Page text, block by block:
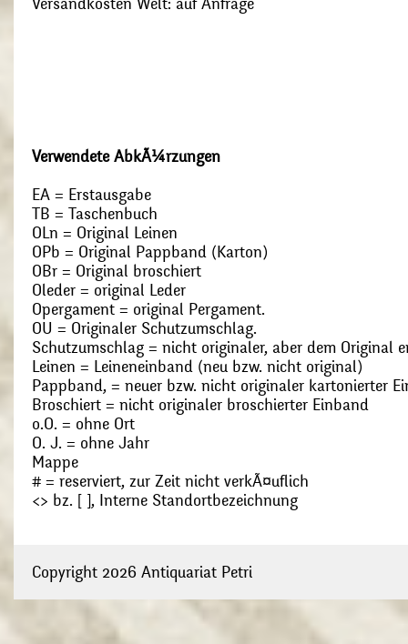
Versandkosten Welt: auf Anfrage
Verwendete AbkÃ¼rzungen
EA = Erstausgabe
TB = Taschenbuch
OLn = Original Leinen
OPb = Original Pappband (Karton)
OBr = Original broschiert
Oleder = original Leder
Opergament = original Pergament.
OU = Originaler Schutzumschlag.
Schutzumschlag = nicht originaler, aber dem Original
Leinen = Leineneinband (neu bzw. nicht original)
Pappband, = neuer bzw. nicht originaler kartonierter
Broschiert = nicht originaler broschierter Einband
o.O. = ohne Ort
O. J. = ohne Jahr
Mappe
# = reserviert, zur Zeit nicht verkÃ¤uflich
<> bz. [ ], Interne Standortbezeichnung
Copyright 2026 Antiquariat Petri